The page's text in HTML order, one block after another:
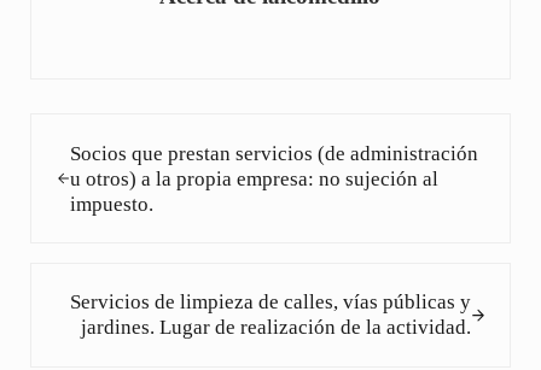
Socios que prestan servicios (de administración
u otros) a la propia empresa: no sujeción al
impuesto.
Servicios de limpieza de calles, vías públicas y
jardines. Lugar de realización de la actividad.